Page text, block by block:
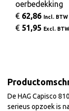
oerbedekking
€ 62,86 Incl. BTW
€ 51,95 Excl. BTW
De HAG Capisco
serieus opzoek is